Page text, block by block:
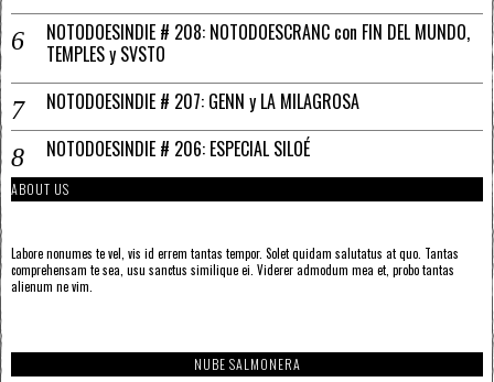
NOTODOESINDIE # 208: NOTODOESCRANC con FIN DEL MUNDO,
TEMPLES y SVSTO
NOTODOESINDIE # 207: GENN y LA MILAGROSA
NOTODOESINDIE # 206: ESPECIAL SILOÉ
ABOUT US
Labore nonumes te vel, vis id errem tantas tempor. Solet quidam salutatus at quo. Tantas
comprehensam te sea, usu sanctus similique ei. Viderer admodum mea et, probo tantas
alienum ne vim.
NUBE SALMONERA